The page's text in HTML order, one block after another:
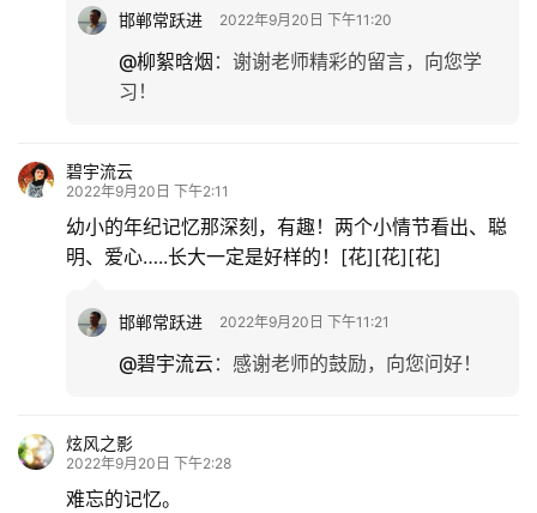
登录
邯郸常跃进 2022年9月20日 下午11:20
@柳絮晗烟 ： 谢谢老师精彩的留言，向您学
习！
碧宇流云
2022年9月20日 下午2:11
幼小的年纪记忆那深刻，有趣！两个小情节看出、聪
明、爱心…..长大一定是好样的！[花][花][花]
邯郸常跃进 2022年9月20日 下午11:21
@碧宇流云： 感谢老师的鼓励，向您问好！
炫风之影
2022年9月20日 下午2:28
难忘的记忆。